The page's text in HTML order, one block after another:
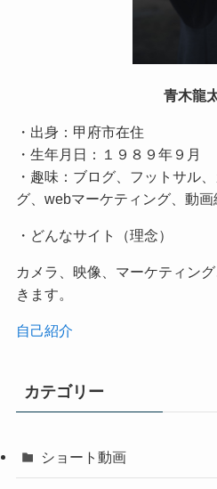
青木龍
・出身：甲府市在住
・生年月日：１９８９年９月
・趣味：ブログ、フットサル
グ、webマーケティング、動画
・どんなサイト（理念）
カメラ、映像、マーケティン
きます。
自己紹介
カテゴリー
ショート動画